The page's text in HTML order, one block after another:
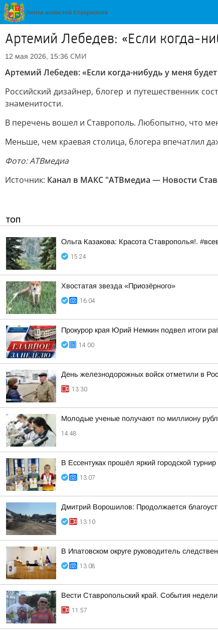
Артемий Лебедев: «Если когда-
12 мая 2026, 15:36 СМИ
Артемий Лебедев: «Если когда-нибудь у меня
Российский дизайнер, блогер и путешественник
знаменитости.
В перечень вошел и Ставрополь. Любопытно, что
Меньше, чем краевая столица, блогера впечатлил
Фото: АТВмедиа
Источник: Канал в МАКС "АТВмедиа — Новости
ТОП
Ольга Казакова: Красота Ставрополья!.
15:24
Хвостатая звезда «Приозёрного»
16:04
Прокурор края Юрий Немкин подвел итоги
14:00
День железнодорожных войск отметили в
13:30
Молодые ученые получают по миллиону
14:48
В Ессентуках прошёл яркий городской
13:07
Дмитрий Ворошилов: Продолжается
13:10
В Ипатовском округе руководитель
13:08
Вести Ставропольский край. События
11:57